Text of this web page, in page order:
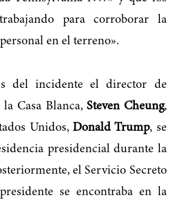
para corroborar la
en el terreno».
del incidente el director de
la Casa Blanca,Steven Cheung,
Unidos, Donald Trump, se
presidencial durante la
el Servicio Secreto
se encontraba en la